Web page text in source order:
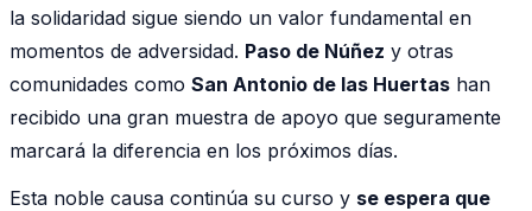
la solidaridad sigue siendo un valor fundamental en
momentos de adversidad. Paso de Núñez y otras
comunidades como San Antonio de las Huertas han
recibido una gran muestra de apoyo que seguramente
marcará la diferencia en los próximos días.
Esta noble causa continúa su curso y se espera que